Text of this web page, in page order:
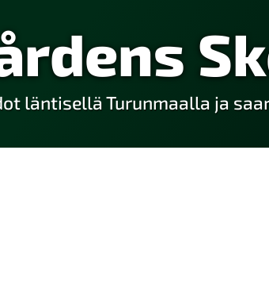
läntisellä Turunmaalla ja